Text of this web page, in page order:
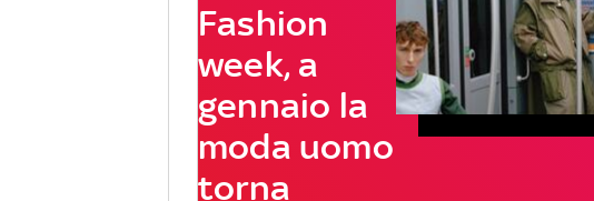
Fashion
week, a
gennaio la
moda uomo
torna